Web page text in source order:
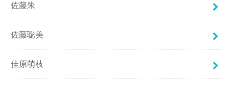
佐藤朱
佐藤聡美
佳原萌枝